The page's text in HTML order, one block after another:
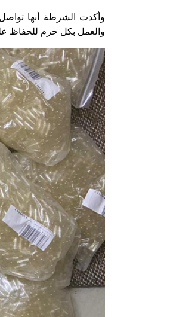
وأكدت الشرطة أنها
والعمل بكل حزم للحفاظ